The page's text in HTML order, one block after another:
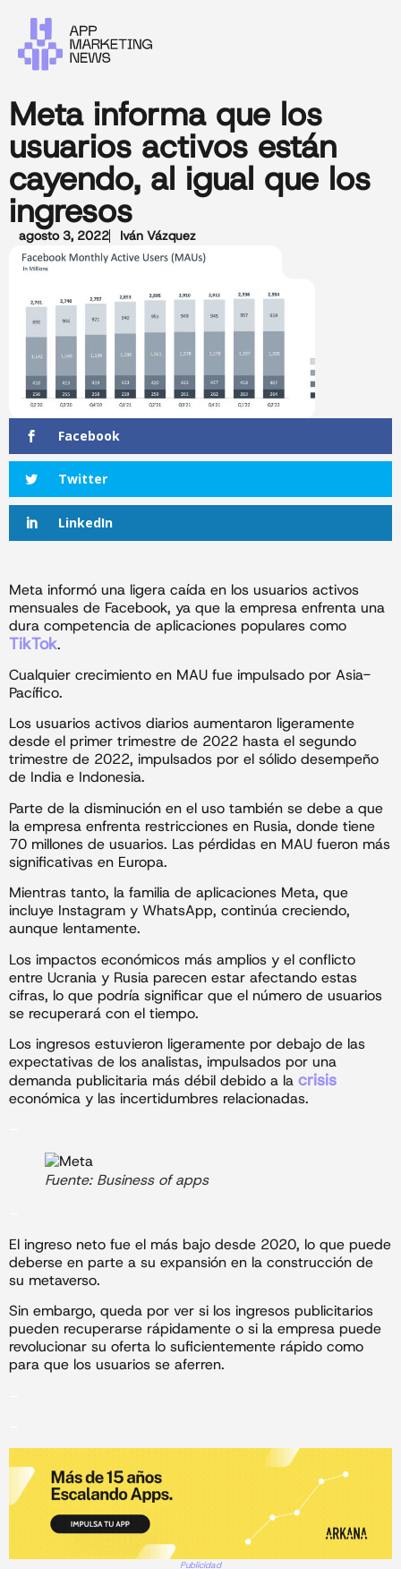
Meta informa que los
usuarios activos están
cayendo, al igual que los
ingresos
agosto 3, 2022 Iván Vázquez
Facebook
Twitter
LinkedIn
Meta informó una ligera caída en los usuarios activos
mensuales de Facebook, ya que la empresa enfrenta una
dura competencia de aplicaciones populares como
TikTok.
Cualquier crecimiento en MAU fue impulsado por Asia-
Pacífico.
Los usuarios activos diarios aumentaron ligeramente
desde el primer trimestre de 2022 hasta el segundo
trimestre de 2022, impulsados ​​por el sólido desempeño
de India e Indonesia.
Parte de la disminución en el uso también se debe a que
la empresa enfrenta restricciones en Rusia, donde tiene
70 millones de usuarios. Las pérdidas en MAU fueron más
significativas en Europa.
Mientras tanto, la familia de aplicaciones Meta, que
incluye Instagram y WhatsApp, continúa creciendo,
aunque lentamente.
Los impactos económicos más amplios y el conflicto
entre Ucrania y Rusia parecen estar afectando estas
cifras, lo que podría significar que el número de usuarios
se recuperará con el tiempo.
Los ingresos estuvieron ligeramente por debajo de las
expectativas de los analistas, impulsados ​​por una
demanda publicitaria más débil debido a la crisis
económica y las incertidumbres relacionadas.
Fuente: Business of apps
El ingreso neto fue el más bajo desde 2020, lo que puede
deberse en parte a su expansión en la construcción de
su metaverso.
Sin embargo, queda por ver si los ingresos publicitarios
pueden recuperarse rápidamente o si la empresa puede
revolucionar su oferta lo suficientemente rápido como
para que los usuarios se aferren.
Publicidad